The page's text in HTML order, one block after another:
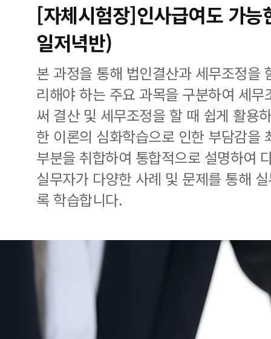
[자체시험장]인사급여도 가
일저녁반)
본 과정을 통해 법인결산과 세무조정을
리해야 하는 주요 과목을 구분하여 세
써 결산 및 세무조정을 할 때 쉽게 활용
한 이론의 심화학습으로 인한 부담감을
부분을 취합하여 통합적으로 설명하여
실무자가 다양한 사례 및 문제를 통해
록 학습합니다.